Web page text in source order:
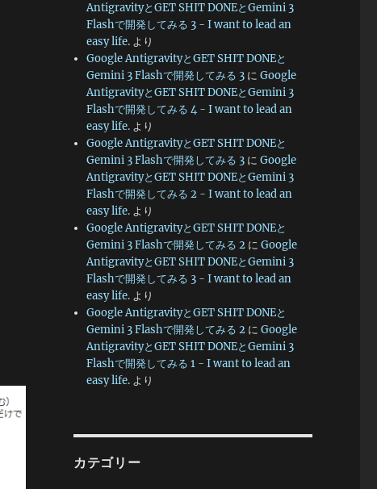
AntigravityとGET SHIT DONEとGemini 3
Flashで開発してみる 3 - I want to lead an
easy life. より
Google AntigravityとGET SHIT DONEと
Gemini 3 Flashで開発してみる 3 にGoogle
AntigravityとGET SHIT DONEとGemini 3
Flashで開発してみる 4 - I want to lead an
easy life. より
Google AntigravityとGET SHIT DONEと
Gemini 3 Flashで開発してみる 3 にGoogle
AntigravityとGET SHIT DONEとGemini 3
Flashで開発してみる 2 - I want to lead an
easy life. より
Google AntigravityとGET SHIT DONEと
Gemini 3 Flashで開発してみる 2 にGoogle
AntigravityとGET SHIT DONEとGemini 3
Flashで開発してみる 3 - I want to lead an
easy life. より
Google AntigravityとGET SHIT DONEと
Gemini 3 Flashで開発してみる 2 にGoogle
AntigravityとGET SHIT DONEとGemini 3
Flashで開発してみる 1 - I want to lead an
easy life. より
カテゴリー